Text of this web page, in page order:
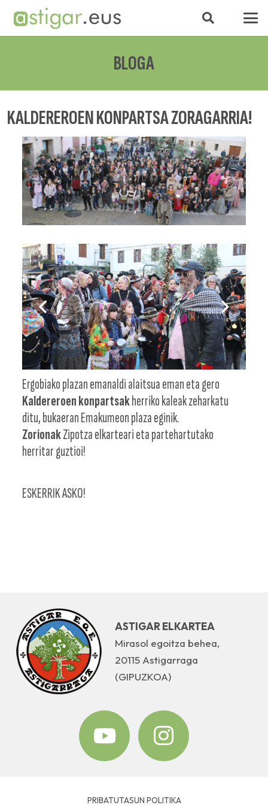
BLOGA
KALDEREROEN KONPARTSA ZORAGARRIA!
Ergobiako plazan emanaldi alaitsua eman eta gero
Kaldereroen konpartsakherriko kaleak zeharkatu
ditu, bukaeran Emakumeon plaza eginik.
ZorionakZipotza elkarteari eta partehartutako
herritar guztioi!
ESKERRIK ASKO!
ASTIGAR ELKARTEA
Mirasol egoitza behea,
20115 Astigarraga
(GIPUZKOA)
PRIBATUTASUN POLITIKA